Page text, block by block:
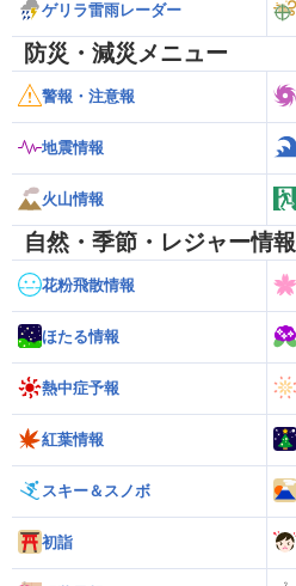
ゲリラ雷雨レーダー
防災・減災メニュー
警報・注意報
地震情報
火山情報
自然・季節・レジャー情報
花粉飛散情報
ほたる情報
熱中症予報
紅葉情報
スキー＆スノボ
初詣